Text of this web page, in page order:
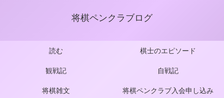
将棋ペンクラブログ
読む 棋士のエピソード
観戦記 自戦記
将棋雑文 将棋ペンクラブ入会申し込み